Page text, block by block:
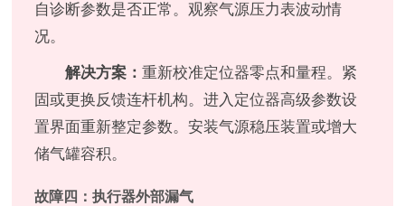
自诊断参数是否正常。观察气源压力表波动情
况。
解决方案：重新校准定位器零点和量程。紧
固或更换反馈连杆机构。进入定位器高级参数设
置界面重新整定参数。安装气源稳压装置或增大
储气罐容积。
故障四：执行器外部漏气